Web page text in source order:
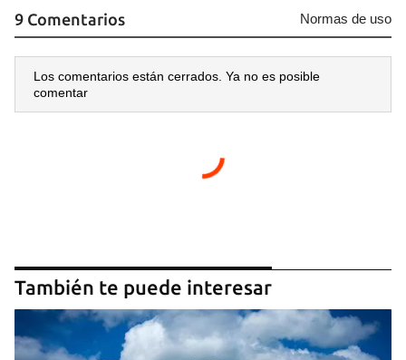
9 Comentarios Normas de uso
Los comentarios están cerrados. Ya no es posible
comentar
También te puede interesar